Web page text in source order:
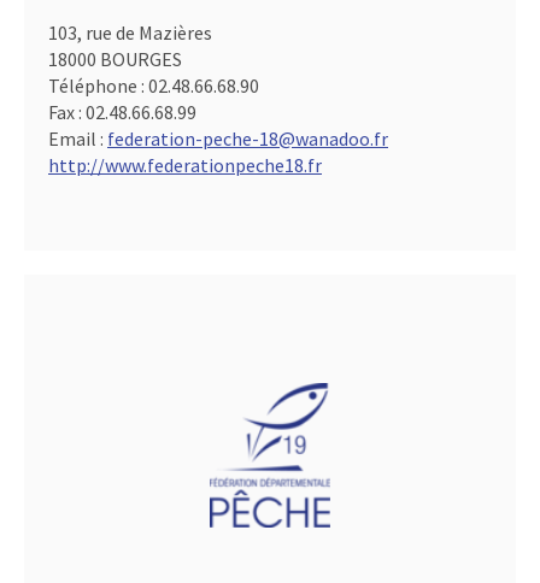
103, rue de Mazières
18000 BOURGES
Téléphone : 02.48.66.68.90
Fax : 02.48.66.68.99
Email : federation-peche-18@wanadoo.fr
http://www.federationpeche18.fr